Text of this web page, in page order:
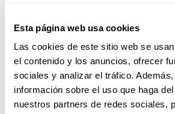
Esta página web usa cookies
Las cookies de este sitio web se
el contenido y los anuncios, ofrecer
sociales y analizar el tráfico.
información sobre el uso que haga
nuestros partners de redes sociales,
Pala adidas Metalbone 14,5 2025